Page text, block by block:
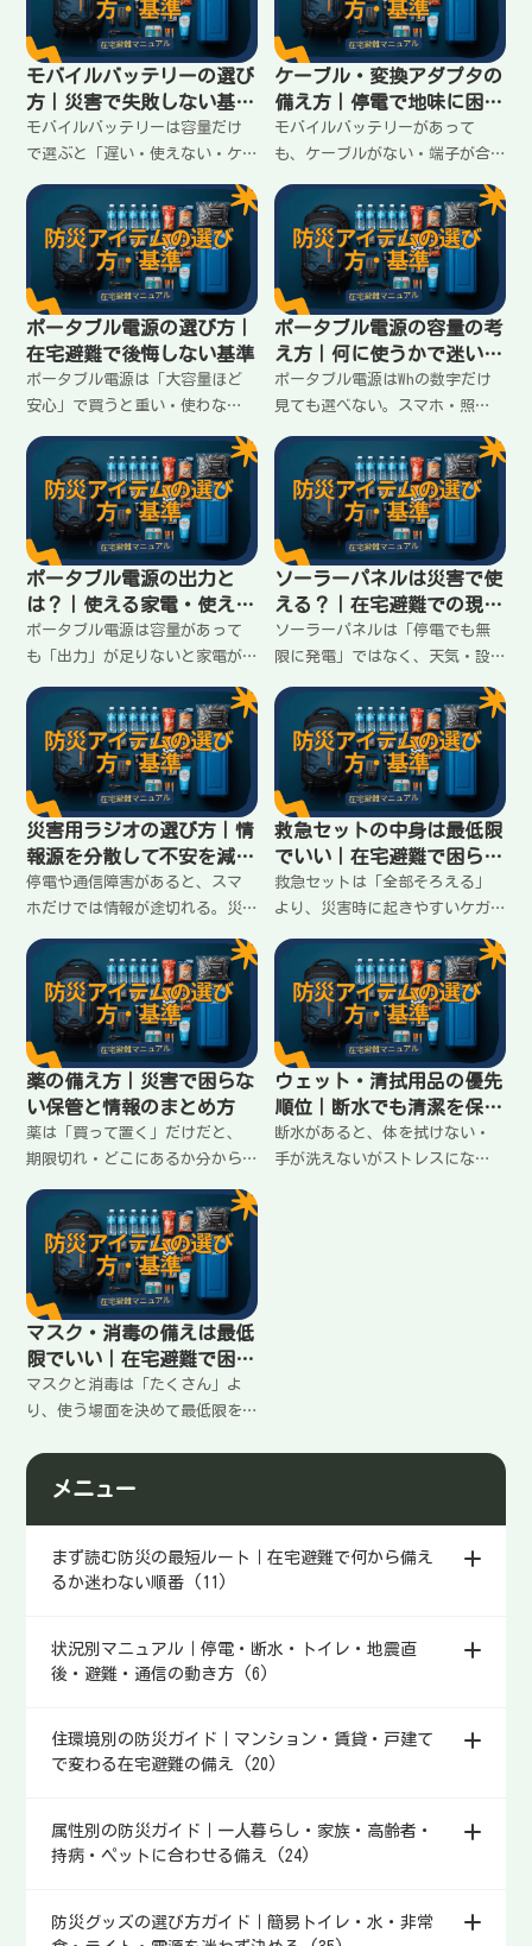
ます。 向けに整理します。
モバイルバッテリーの選び
方｜災害で失敗しない基準
はこの4つ
モバイルバッテリーは容量だけ
で選ぶと「遅い・使えない・ケ
避難で困らないための4つの基準
（出力・端子・容量・運用）と
揃え方をまとめます。
ケーブル・変換アダプタの
備え方｜停電で地味に困る
ポイント
モバイルバッテリーがあって
も、ケーブルがない・端子が合
バラバラでも迷わないように、
最低限揃えるべきケーブルと変
換の考え方をまとめます。
ポータブル電源の選び方｜
在宅避難で後悔しない基準
ポータブル電源は「大容量ほど
安心」で買うと重い・使わな
難で必要なのは“何に使う
か”を先に決めること。失敗し
ない基準と考え方をまとめま
す。
ポータブル電源の容量の考
え方｜何に使うかで迷いを
終わらせる
ポータブル電源はWhの数字だけ
見ても選べない。スマホ・照
の」を先に決め、何時間・何回
の目安に落として容量を決める
考え方を在宅避難向けに整理し
ます。
ポータブル電源の出力と
は？｜使える家電・使えな
い家電の分かれ目
ポータブル電源は容量があって
も「出力」が足りないと家電が
の分かれ目、在宅避難で優先す
べき家電の考え方を分かりやす
くまとめます。
ソーラーパネルは災害で使
える？｜在宅避難での現実
ライン
ソーラーパネルは「停電でも無
限に発電」ではなく、天気・設
在宅避難で役に立つ場面、難し
い場面、選ぶときの現実的な基
準をまとめます。
災害用ラジオの選び方｜情
報源を分散して不安を減ら
す
停電や通信障害があると、スマ
ホだけでは情報が途切れる。災
く、電源・ライト・手回しなど
の条件で選ぶと失敗しにくい。
在宅避難向けの基準を整理しま
す。
救急セットの中身は最低限
でいい｜在宅避難で困らな
い揃え方
救急セットは「全部そろえる」
より、災害時に起きやすいケガ
にある物で補えるものと、買っ
ておくべきものを分けて整理し
ます。
薬の備え方｜災害で困らな
い保管と情報のまとめ方
薬は「買って置く」だけだと、
期限切れ・どこにあるか分から
る。常備薬と処方薬の備え方、
保管場所、メモしておく情報を
在宅避難向けに整理します。
ウェット・清拭用品の優先
順位｜断水でも清潔を保つ
最小セット
断水があると、体を拭けない・
手が洗えないがストレスにな
マスク・消毒の備えは最低
限でいい｜在宅避難で困ら
ないライン
マスクと消毒は「たくさん」よ
り、使う場面を決めて最低限を
要になる状況、備える量の考え
方、置き場所と使い方のコツを
メニュー
まず読む防災の最短ルート｜在宅避難で何から備え
るか迷わない順番 (11)
状況別マニュアル｜停電・断水・トイレ・地震直
後・避難・通信の動き方 (6)
住環境別の防災ガイド｜マンション・賃貸・戸建て
で変わる在宅避難の備え (20)
属性別の防災ガイド｜一人暮らし・家族・高齢者・
持病・ペットに合わせる備え (24)
防災グッズの選び方ガイド｜簡易トイレ・水・非常